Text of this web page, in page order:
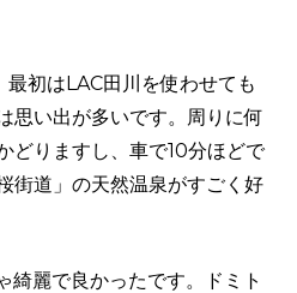
初はLAC田川を使わせても
思い出が多いです。周りに何
どりますし、車で10分ほどで
街道」の天然温泉がすごく好
綺麗で良かったです。ドミト